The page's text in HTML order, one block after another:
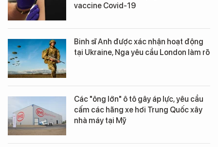
vaccine Covid-19
Binh sĩ Anh được xác nhận hoạt động
tại Ukraine, Nga yêu cầu London làm rõ
Các "ông lớn" ô tô gây áp lực, yêu cầu
cấm các hãng xe hơi Trung Quốc xây
nhà máy tại Mỹ